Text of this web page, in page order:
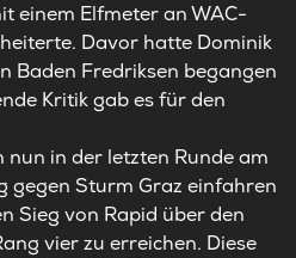
einem Elfmeter an WAC-
Davor hatte Dominik
Baden Fredriksen begangen
Kritik gab es für den
nun in der letzten Runde am
gegen Sturm Graz einfahren
Sieg von Rapid über den
vier zu erreichen. Diese